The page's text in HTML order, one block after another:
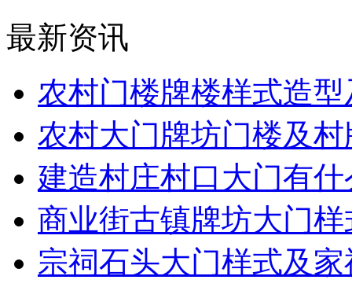
最新资讯
农村门楼牌楼样式造
农村大门牌坊门楼及
建造村庄村口大门有
商业街古镇牌坊大门
宗祠石头大门样式及